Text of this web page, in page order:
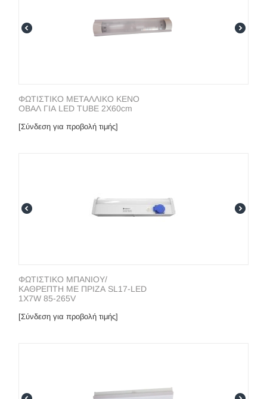
ΦΩΤΙΣΤΙΚΟ ΜΕΤΑΛΛΙΚΟ ΚΕΝΟ
ΟΒΑΛ ΓΙΑ LED TUBE 2Χ60cm
[Σύνδεση για προβολή τιμής]
ΦΩΤΙΣΤΙΚΟ ΜΠΑΝΙΟΥ/
ΚΑΘΡΕΠΤΗ ΜΕ ΠΡΙΖΑ SL17-LED
1X7W 85-265V
[Σύνδεση για προβολή τιμής]